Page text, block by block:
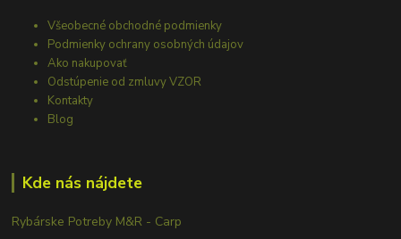
Všeobecné obchodné podmienky
Podmienky ochrany osobných údajov
Ako nakupovať
Odstúpenie od zmluvy VZOR
Kontakty
Blog
Kde nás nájdete
Rybárske Potreby M&R - Carp